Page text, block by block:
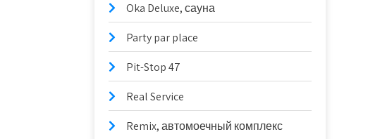
Oka Deluxe, сауна
Party par place
Pit-Stop 47
Real Service
Remix, автомоечный комплекс